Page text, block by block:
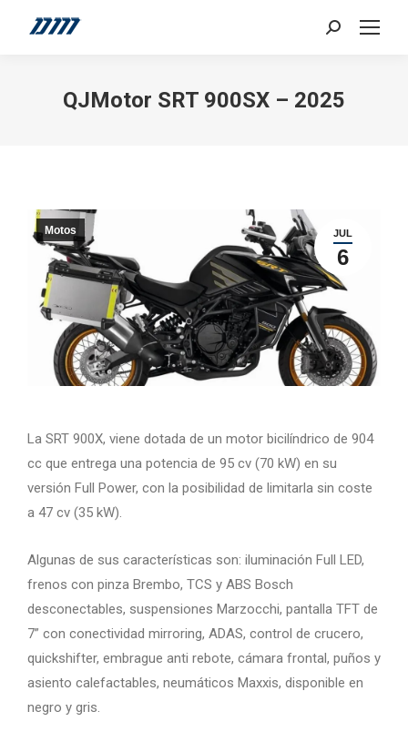
Search:
QJMotor SRT 900SX – 2025
JUL
6
Motos
La SRT 900X, viene dotada de un motor bicilíndrico de 904
cc que entrega una potencia de 95 cv (70 kW) en su
versión Full Power, con la posibilidad de limitarla sin coste
a 47 cv (35 kW).
Algunas de sus características son: iluminación Full LED,
frenos con pinza Brembo, TCS y ABS Bosch
desconectables, suspensiones Marzocchi, pantalla TFT de
7” con conectividad mirroring, ADAS, control de crucero,
quickshifter, embrague anti rebote, cámara frontal, puños y
asiento calefactables, neumáticos Maxxis, disponible en
negro y gris.